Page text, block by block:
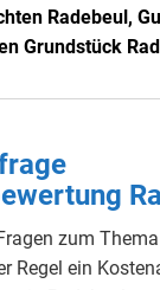
Radebeul,
Grundstück
zum
Regel ein